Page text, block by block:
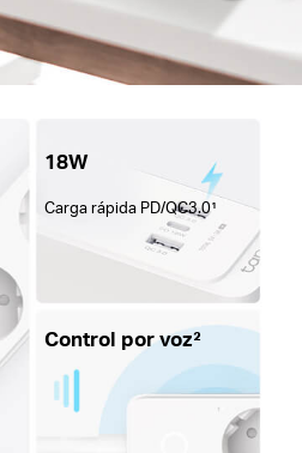
18W
Carga rápida PD/QC3.0¹
Control por voz²